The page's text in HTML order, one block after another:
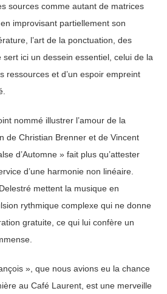
sources comme autant de matrices
improvisant partiellement son
l’art de la ponctuation, des
ici un dessein essentiel, celui de la
ressources et d’un espoir empreint
nommé illustrer l’amour de la
de Christian Brenner et de Vincent
d’Automne » fait plus qu’attester
d’une harmonie non linéaire.
mettent la musique en
rythmique complexe qui ne donne
gratuite, ce qui lui confère un
», que nous avions eu la chance
au Café Laurent, est une merveille